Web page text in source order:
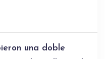
una doble